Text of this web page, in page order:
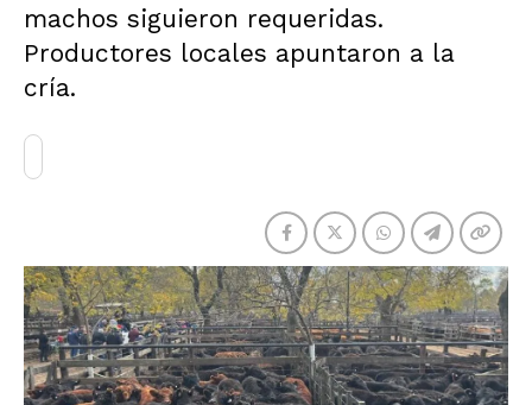
machos siguieron requeridas.
Productores locales apuntaron a la
cría.